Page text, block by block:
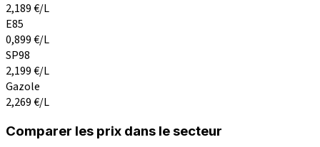
2,189€/L
E85
0,899€/L
SP98
2,199€/L
Gazole
2,269€/L
Comparer les prix dans le secteur